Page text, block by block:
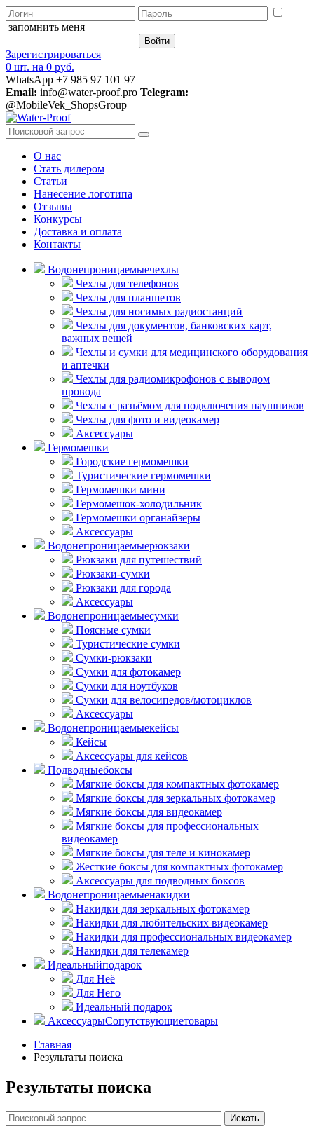
запомнить меня
Зарегистрироваться
0 шт. на 0 руб.
WhatsApp +7 985 97 101 97
Email: info@water-proof.pro Telegram:
@MobileVek_ShopsGroup
О нас
Стать дилером
Статьи
Нанесение логотипа
Отзывы
Конкурсы
Доставка и оплата
Контакты
Водонепроницаемыечехлы
Чехлы для телефонов
Чехлы для планшетов
Чехлы для носимых радиостанций
Чехлы для документов, банковских карт,
важных вещей
Чехлы и сумки для медицинского оборудования
и аптечки
Чехлы для радиомикрофонов с выводом
провода
Чехлы с разъёмом для подключения наушников
Чехлы для фото и видеокамер
Аксессуары
Гермомешки
Городские гермомешки
Туристические гермомешки
Гермомешки мини
Гермомешок-холодильник
Гермомешки органайзеры
Аксессуары
Водонепроницаемыерюкзаки
Рюкзаки для путешествий
Рюкзаки-сумки
Рюкзаки для города
Аксессуары
Водонепроницаемыесумки
Поясные сумки
Туристические сумки
Сумки-рюкзаки
Сумки для фотокамер
Сумки для ноутбуков
Сумки для велосипедов/мотоциклов
Аксессуары
Водонепроницаемыекейсы
Кейсы
Аксессуары для кейсов
Подводныебоксы
Мягкие боксы для компактных фотокамер
Мягкие боксы для зеркальных фотокамер
Мягкие боксы для видеокамер
Мягкие боксы для профессиональных
видеокамер
Мягкие боксы для теле и кинокамер
Жесткие боксы для компактных фотокамер
Аксессуары для подводных боксов
Водонепроницаемыенакидки
Накидки для зеркальных фотокамер
Накидки для любительских видеокамер
Накидки для профессиональных видеокамер
Накидки для телекамер
Идеальныйподарок
Для Неё
Для Него
Идеальный подарок
АксессуарыСопутствующиетовары
Главная
Результаты поиска
Результаты поиска